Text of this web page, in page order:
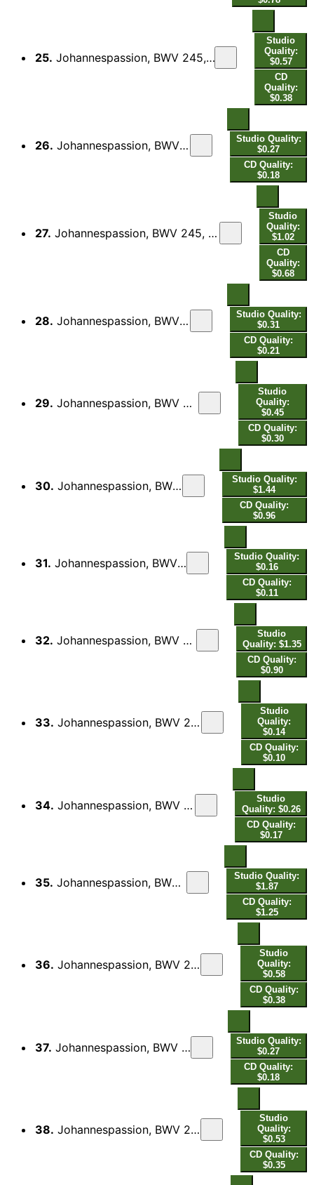
25. Johannespassion, BWV 245, Pt. 2: Allda kreuzigten sie ihn - Schreibe nicht, der Jüden König - Pilatus antwortet (Live)
Studio
Quality:
$0.57
CD
Quality:
$0.38
26. Johannespassion, BWV 245, Pt. 2: In meines Herzens Grunde (Live)
Studio Quality:
$0.27
CD Quality:
$0.18
27. Johannespassion, BWV 245, Pt. 2: Die Kriegsknechte aber - Lasset uns den nicht zerteilen - Auf daß erfüllet würde die Schrift (Live)
Studio
Quality:
$1.02
CD
Quality:
$0.68
28. Johannespassion, BWV 245, Pt. 2: Er nahm alles wohl in acht (Live)
Studio Quality:
$0.31
CD Quality:
$0.21
29. Johannespassion, BWV 245, Pt. 2: Und von Stund an nahm sie der Jünger (Live)
Studio
Quality:
$0.45
CD Quality:
$0.30
30. Johannespassion, BWV 245, Pt. 2: Es ist vollbracht (Live)
Studio Quality:
$1.44
CD Quality:
$0.96
31. Johannespassion, BWV 245, Pt. 2: Und neiget das Haupt (Live)
Studio Quality:
$0.16
CD Quality:
$0.11
32. Johannespassion, BWV 245, Pt. 2: Mein teurer Heiland, laß dich fragen (Live)
Studio
Quality: $1.35
CD Quality:
$0.90
33. Johannespassion, BWV 245, Pt. 2: Und siehe da, der Vorhang im Tempel zerriß (Live)
Studio
Quality:
$0.14
CD Quality:
$0.10
34. Johannespassion, BWV 245, Pt. 2: Mein Herz, in dem die ganze Welt (Live)
Studio
Quality: $0.26
CD Quality:
$0.17
35. Johannespassion, BWV 245, Pt. 2: Zerfließe, mein Herze (Live)
Studio Quality:
$1.87
CD Quality:
$1.25
36. Johannespassion, BWV 245, Pt. 2: Die Jüden aber, dieweil es der Rüsttag war (Live)
Studio
Quality:
$0.58
CD Quality:
$0.38
37. Johannespassion, BWV 245, Pt. 2: O hilf, Christe, Gottes Sohn (Live)
Studio Quality:
$0.27
CD Quality:
$0.18
38. Johannespassion, BWV 245, Pt. 2: Darnach bat Pilatum Joseph von Arimathia (Live)
Studio
Quality:
$0.53
CD Quality:
$0.35